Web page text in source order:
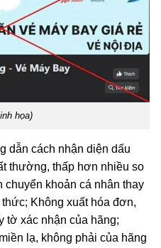
họa)
dẫn cách nhận diện dấu
thường, thấp hơn nhiều so
khoản cá nhân thay
Không xuất hóa đơn,
tờ xác nhận của hãng;
lạ, không phải của hãng